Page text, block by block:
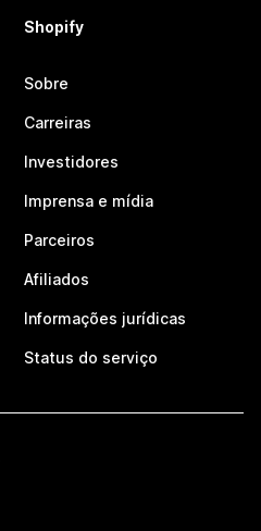
Shopify
Sobre
Carreiras
Investidores
Imprensa e mídia
Parceiros
Afiliados
Informações jurídicas
Status do serviço